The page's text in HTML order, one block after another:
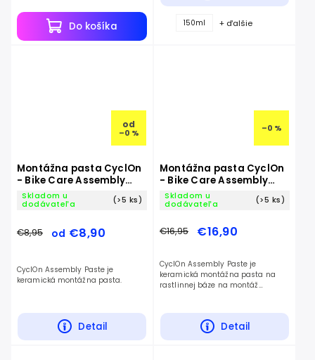
Do košíka 150ml + ďalšie
od
–0 %
Montážna pasta CyclOn
- Bike Care Assembly
Paste
Skladom u
dodávateľa
(>5 ks)
€8,95 od €8,90
Detail
CyclOn Assembly Paste je
keramická montážna pasta.
–0 %
Montážna pasta CyclOn
- Bike Care Assembly
Paste Plant Based
Skladom u
dodávateľa
(>5 ks)
€16,95 €16,90
Detail
CyclOn Assembly Paste je
keramická montážna pasta na
rastlinnej báze na montáž